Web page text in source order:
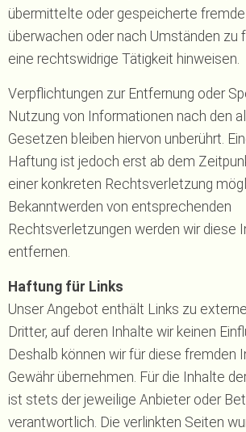
übermittelte oder gespeicherte
überwachen oder nach Umständen zu
eine rechtswidrige Tätigkeit hinweisen.
Verpflichtungen zur Entfernung oder
Nutzung von Informationen nach den
Gesetzen bleiben hiervon unberührt.
Haftung ist jedoch erst ab dem
einer konkreten Rechtsverletzung
Bekanntwerden von entsprechenden
Rechtsverletzungen werden wir diese
entfernen.
Haftung für Links
Unser Angebot enthält Links zu
Dritter, auf deren Inhalte wir keinen
Deshalb können wir für diese fremden
Gewähr übernehmen. Für die Inhalte
ist stets der jeweilige Anbieter oder
verantwortlich. Die verlinkten Seiten